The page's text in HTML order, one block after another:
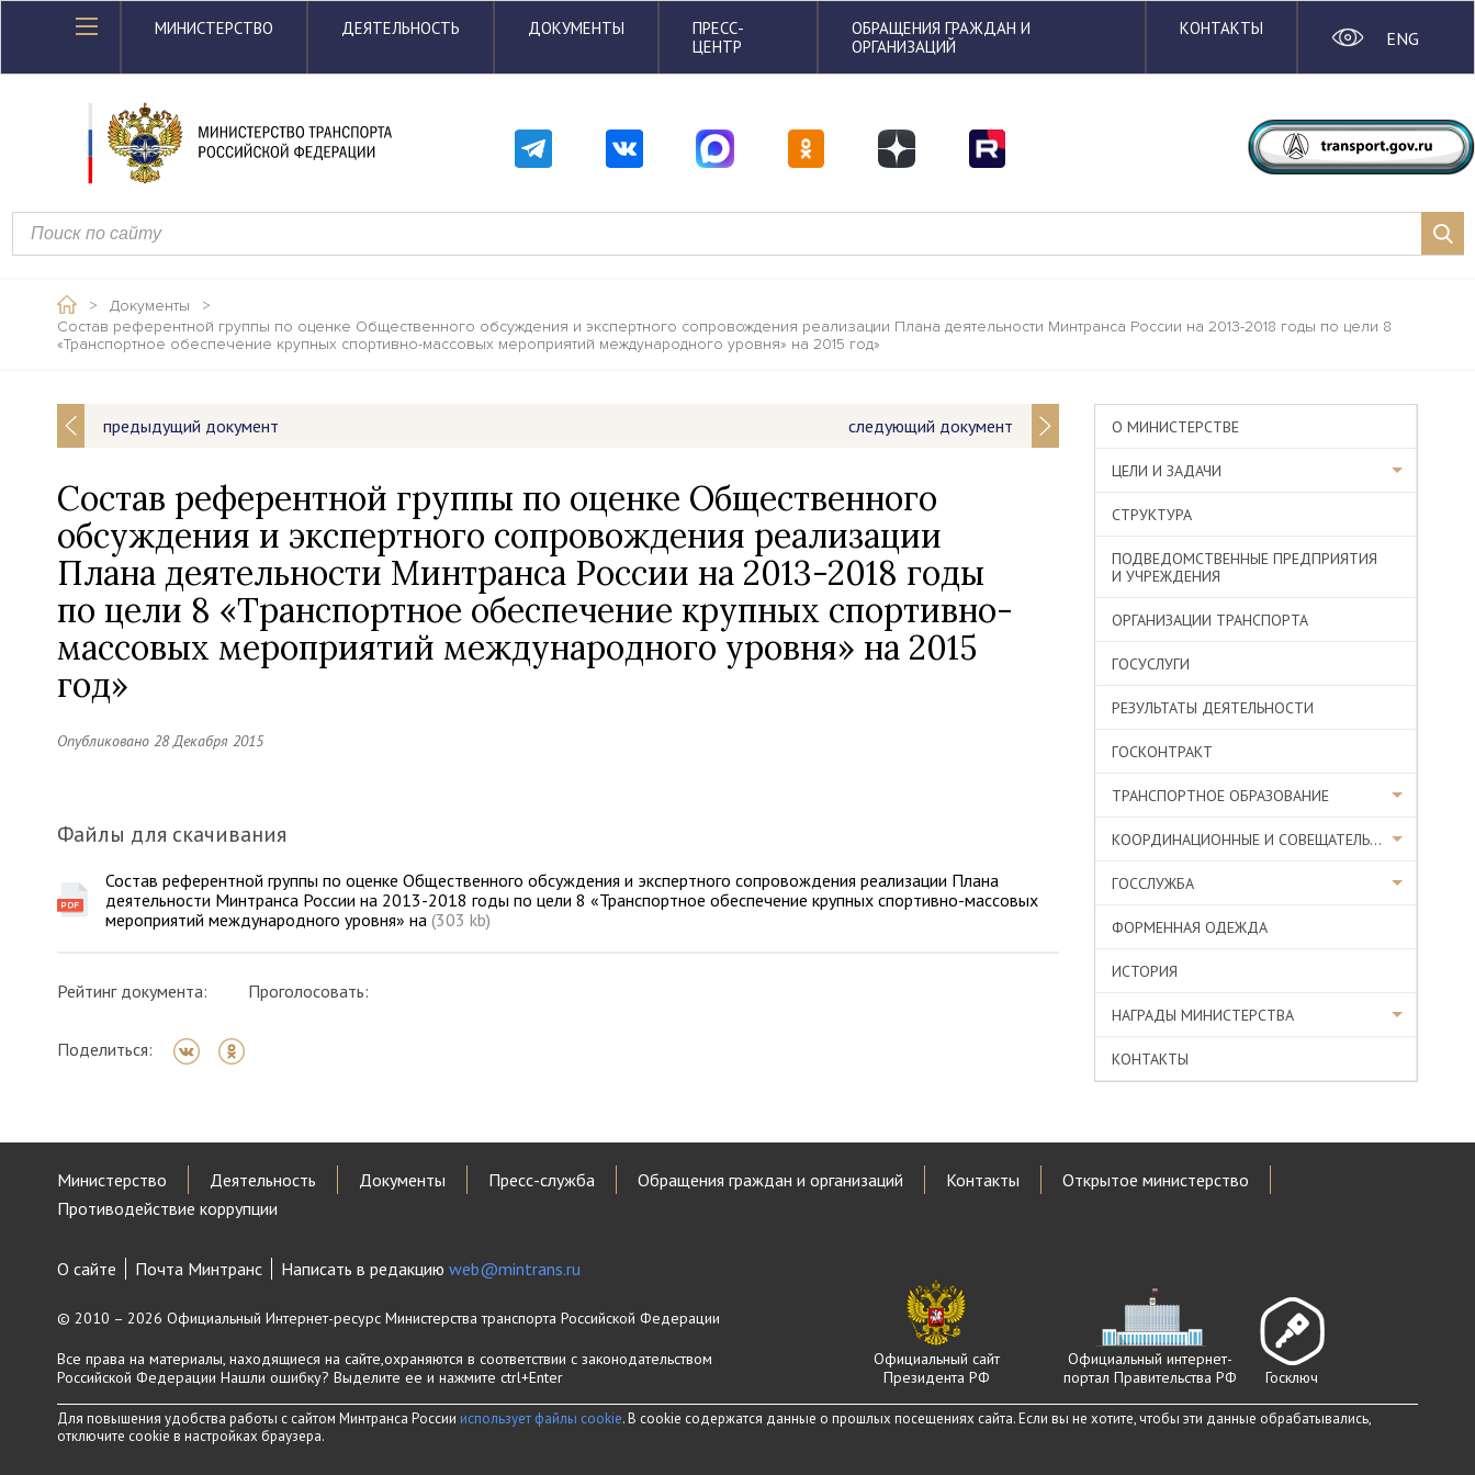
МИНИСТЕРСТВО ДЕЯТЕЛЬНОСТЬ ДОКУМЕНТЫ
ПРЕСС-
ЦЕНТР
ОБРАЩЕНИЯ ГРАЖДАН И
ОРГАНИЗАЦИЙ
КОНТАКТЫ ENG
> Документы
>
Состав референтной группы по оценке Общественного обсуждения и экспертного сопровождения реализации Плана деятельности Минтранса России на 2013-2018 годы по цели 8
«Транспортное обеспечение крупных спортивно-массовых мероприятий международного уровня» на 2015 год»
предыдущий документ следующий документ
Состав референтной группы по оценке Общественного
обсуждения и экспертного сопровождения реализации
Плана деятельности Минтранса России на 2013-2018 годы
по цели 8 «Транспортное обеспечение крупных спортивно-
массовых мероприятий международного уровня» на 2015
год»
Опубликовано 28 Декабря 2015
Файлы для скачивания
Состав референтной группы по оценке Общественного обсуждения и экспертного сопровождения реализации Плана
деятельности Минтранса России на 2013-2018 годы по цели 8 «Транспортное обеспечение крупных спортивно-массовых
мероприятий международного уровня» на (303 kb)
Рейтинг документа: Проголосовать:
Поделиться:
О МИНИСТЕРСТВЕ
ЦЕЛИ И ЗАДАЧИ
СТРУКТУРА
ПОДВЕДОМСТВЕННЫЕ ПРЕДПРИЯТИЯ
И УЧРЕЖДЕНИЯ
ОРГАНИЗАЦИИ ТРАНСПОРТА
ГОСУСЛУГИ
РЕЗУЛЬТАТЫ ДЕЯТЕЛЬНОСТИ
ГОСКОНТРАКТ
ТРАНСПОРТНОЕ ОБРАЗОВАНИЕ
КООРДИНАЦИОННЫЕ И СОВЕЩАТЕЛЬНЫЕ ОРГАНЫ
ГОССЛУЖБА
ФОРМЕННАЯ ОДЕЖДА
ИСТОРИЯ
НАГРАДЫ МИНИСТЕРСТВА
КОНТАКТЫ
Министерство Деятельность Документы Пресс-служба Обращения граждан и организаций Контакты
Открытое министерство
Противодействие коррупции
О сайте Почта Минтранс Написать в редакцию web@mintrans.ru
© 2010 – 2026 Официальный Интернет-ресурс Министерства транспорта Российской Федерации
Все права на материалы, находящиеся на сайте,охраняются в соответствии с законодательством
Российской Федерации Нашли ошибку? Выделите ее и нажмите ctrl+Enter
Официальный сайт
Президента РФ
Официальный интернет-
портал Правительства РФ
Госключ
Для повышения удобства работы с сайтом Минтранса России использует файлы cookie. В cookie содержатся данные о прошлых посещениях сайта. Если вы не хотите, чтобы эти данные обрабатывались,
отключите cookie в настройках браузера.